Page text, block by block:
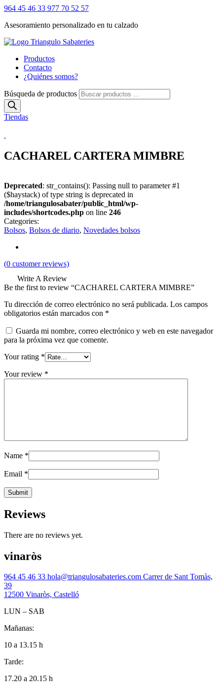
964 45 46 33 977 70 52 57
Asesoramiento personalizado en tu calzado
Productos
Contacto
¿Quiénes somos?
Búsqueda de productos
Tiendas
CACHAREL CARTERA MIMBRE
Deprecated: str_contains(): Passing null to parameter #1
($haystack) of type string is deprecated in
/home/triangulosabater/public_html/wp-
includes/shortcodes.php on line 246
Categories:
Bolsos, Bolsos de diario, Novedades bolsos
(0 customer reviews)
Write A Review
Be the first to review “CACHAREL CARTERA MIMBRE”
Tu dirección de correo electrónico no será publicada. Los campos
obligatorios están marcados con *
Guarda mi nombre, correo electrónico y web en este navegador
para la próxima vez que comente.
Your rating *
Your review *
Name *
Email *
Reviews
There are no reviews yet.
vinaròs
964 45 46 33 hola@triangulosabateries.com Carrer de Sant Tomàs,
39
12500 Vinaròs, Castelló
LUN – SAB
Mañanas:
10 a 13.15 h
Tarde:
17.20 a 20.15 h